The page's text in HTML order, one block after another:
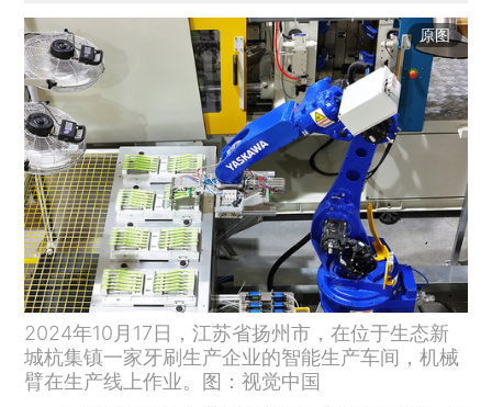
原图
2024年10月17日，江苏省扬州市，在位于生态新
城杭集镇一家牙刷生产企业的智能生产车间，机械
臂在生产线上作业。图：视觉中国